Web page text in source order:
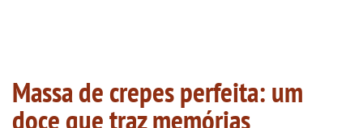
Massa de crepes perfeita: um
doce que traz memórias